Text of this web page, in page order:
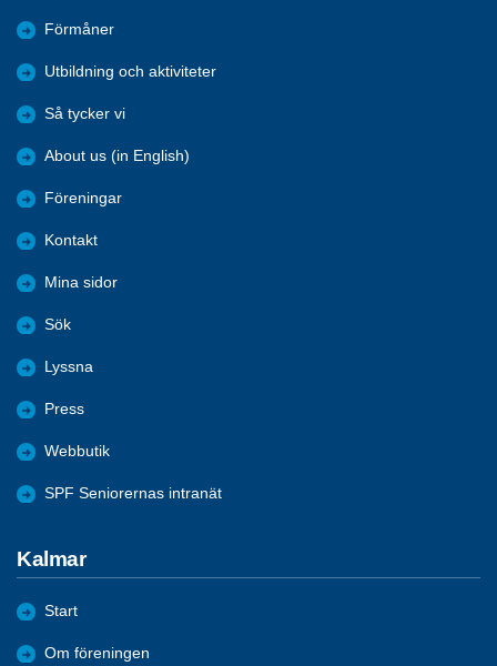
Förmåner
Utbildning och aktiviteter
Så tycker vi
About us (in English)
Föreningar
Kontakt
Mina sidor
Sök
Lyssna
Press
Webbutik
SPF Seniorernas intranät
Kalmar
Start
Om föreningen